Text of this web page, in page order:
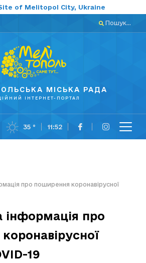
of Melitopol City, Ukraine
Пошук...
МІСЬКА РАДА
ІНТЕРНЕТ-ПОРТАЛ
35 ° 11:52
про поширення коронавірусної
інформація про
19